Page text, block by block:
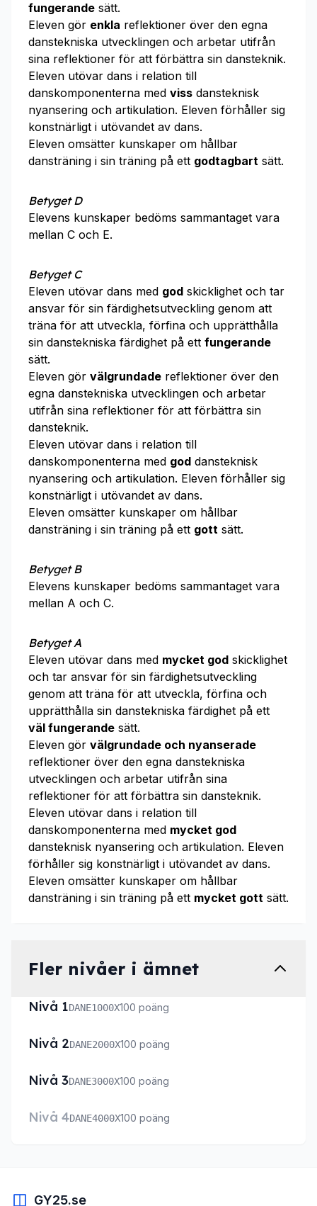
fungerande sätt.
Eleven gör enkla reflektioner över den egna
danstekniska utvecklingen och arbetar utifrån
sina reflektioner för att förbättra sin dansteknik.
Eleven utövar dans i relation till
danskomponenterna med viss dansteknisk
nyansering och artikulation. Eleven förhåller sig
konstnärligt i utövandet av dans.
Eleven omsätter kunskaper om hållbar
dansträning i sin träning på ett godtagbart sätt.
Betyget D
Elevens kunskaper bedöms sammantaget vara
mellan C och E.
Betyget C
Eleven utövar dans med god skicklighet och tar
ansvar för sin färdighetsutveckling genom att
träna för att utveckla, förfina och upprätthålla
sin danstekniska färdighet på ett fungerande
sätt.
Eleven gör välgrundade reflektioner över den
egna danstekniska utvecklingen och arbetar
utifrån sina reflektioner för att förbättra sin
dansteknik.
Eleven utövar dans i relation till
danskomponenterna med god dansteknisk
nyansering och artikulation. Eleven förhåller sig
konstnärligt i utövandet av dans.
Eleven omsätter kunskaper om hållbar
dansträning i sin träning på ett gott sätt.
Betyget B
Elevens kunskaper bedöms sammantaget vara
mellan A och C.
Betyget A
Eleven utövar dans med mycket god skicklighet
och tar ansvar för sin färdighetsutveckling
genom att träna för att utveckla, förfina och
upprätthålla sin danstekniska färdighet på ett
väl fungerande sätt.
Eleven gör välgrundade och nyanserade
reflektioner över den egna danstekniska
utvecklingen och arbetar utifrån sina
reflektioner för att förbättra sin dansteknik.
Eleven utövar dans i relation till
danskomponenterna med mycket god
dansteknisk nyansering och artikulation. Eleven
förhåller sig konstnärligt i utövandet av dans.
Eleven omsätter kunskaper om hållbar
dansträning i sin träning på ett mycket gott sätt.
Fler nivåer i ämnet
Nivå 1DANE1000X100 poäng
Nivå 2DANE2000X100 poäng
Nivå 3DANE3000X100 poäng
Nivå 4DANE4000X100 poäng
GY25.se